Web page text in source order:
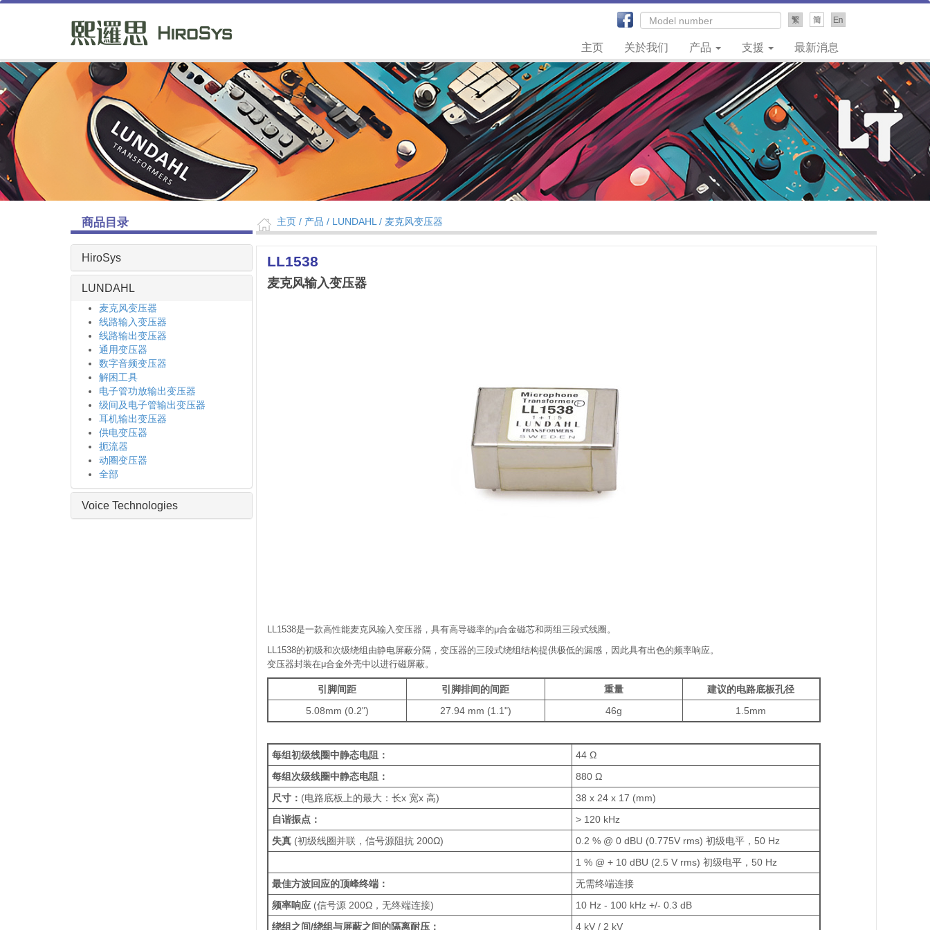
主页 关於我们 产品 支援 最新消息
商品目录
HiroSys
LUNDAHL
麦克风变压器
线路输入变压器
线路输出变压器
通用变压器
数字音频变压器
解困工具
电子管功放输出变压器
级间及电子管输出变压器
耳机输出变压器
供电变压器
扼流器
动圈变压器
全部
Voice Technologies
主页 / 产品 / LUNDAHL / 麦克风变压器
LL1538
麦克风输入变压器
LL1538是一款高性能麦克风输入变压器，具有高导磁率的μ合金磁芯和两组三段式线圈。
LL1538的初级和次级绕组由静电屏蔽分隔，变压器的三段式绕组结构提供极低的漏感，因此具有出色的频率响应。
变压器封装在μ合金外壳中以进行磁屏蔽。
引脚间距 引脚排间的间距 重量
建议的电路底板孔径
5.08mm (0.2")
27.94 mm (1.1") 46g 1.5mm
每组初级线圈中静态电阻：
44 Ω
每组次级线圈中静态电阻：
880 Ω
尺寸： (电路底板上的最大：长x 宽x 高)
38 x 24 x 17 (mm)
自谐振点：
> 120 kHz
失真 (初级线圈并联，信号源阻抗 200Ω)
0.2 % @ 0 dBU (0.775V rms) 初级电平，50 Hz
1 % @ + 10 dBU (2.5 V rms) 初级电平，50 Hz
最佳方波回应的顶峰终端：
无需终端连接
频率响应(信号源 200Ω，无终端连接)
10 Hz - 100 kHz +/- 0.3 dB
绕组之间/绕组与屏蔽之间的隔离耐压：
4 kV / 2 kV